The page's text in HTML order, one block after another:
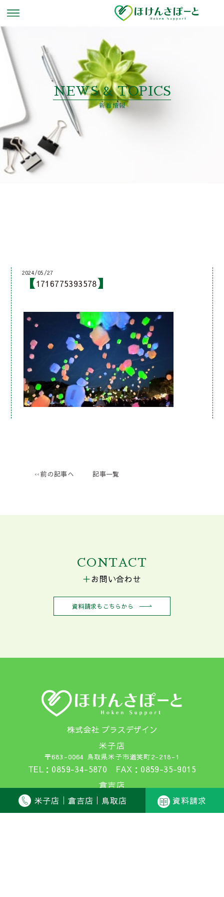
NEWS & TOPICS
新着情報
2024/05/27
1716775393578
前の記事へ 記事一覧
CONTACT
お問い合わせ
資料請求もこちらから
株式会社 プラスデザイン
米子店
〒683-0064 鳥取県米子市道笑町2-218-1
TEL：0859-34-5870 FAX：0859-35-9015
倉吉店
〒682-0812 鳥取県倉吉市下田中町1026
TEL：0858-27-2500 FAX：0858-27-2501
米子店 倉吉店 鳥取店 資料請求